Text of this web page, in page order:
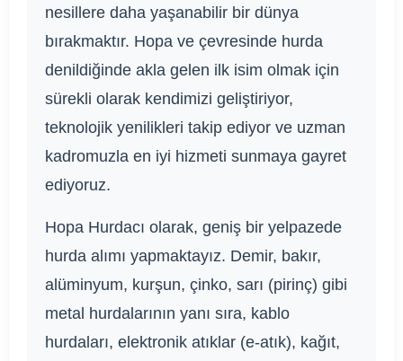
nesillere daha yaşanabilir bir dünya
bırakmaktır. Hopa ve çevresinde hurda
denildiğinde akla gelen ilk isim olmak için
sürekli olarak kendimizi geliştiriyor,
teknolojik yenilikleri takip ediyor ve uzman
kadromuzla en iyi hizmeti sunmaya gayret
ediyoruz.
Hopa Hurdacı olarak, geniş bir yelpazede
hurda alımı yapmaktayız. Demir, bakır,
alüminyum, kurşun, çinko, sarı (pirinç) gibi
metal hurdalarının yanı sıra, kablo
hurdaları, elektronik atıklar (e-atık), kağıt,